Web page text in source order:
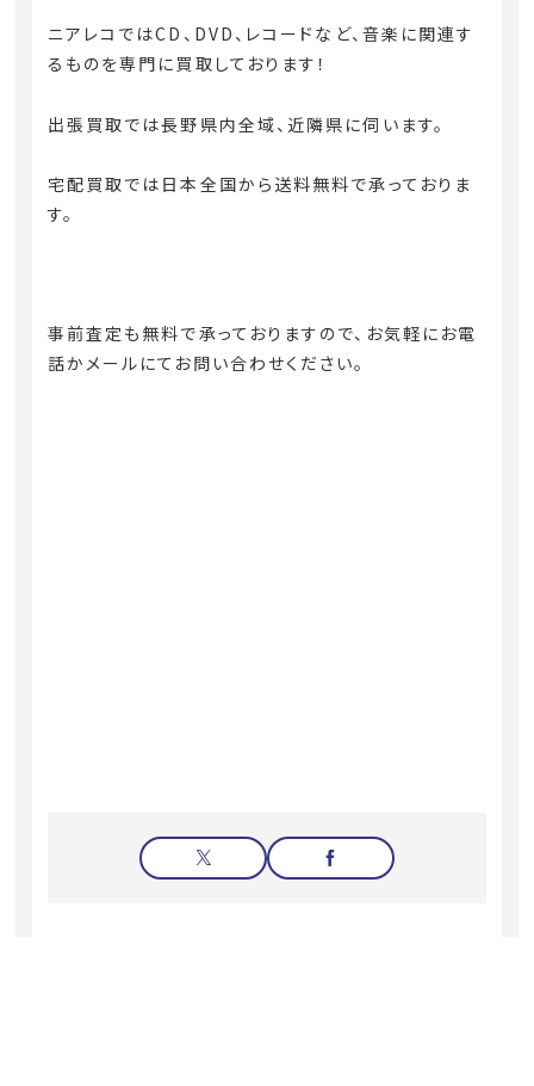
ニアレコではCD、DVD、レコードなど、音楽に関連す
るものを専門に買取しております！
出張買取では長野県内全域、近隣県に伺います。
宅配買取では日本全国から送料無料で承っておりま
す。
事前査定も無料で承っておりますので、お気軽にお電
話かメールにてお問い合わせください。